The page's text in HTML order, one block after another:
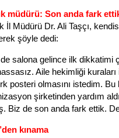
müdürü: Son anda fark
İl Müdürü Dr. Ali Taşçı,
şöyle dedi:
de salona gelince ilk dikkatimi
Aile hekimliği
posteri olmasını istedim.
şirketinden yardım
Biz de son anda fark ettik.
kınama